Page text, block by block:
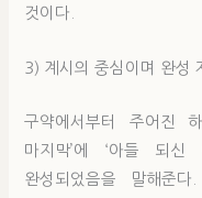
것이다.
3) 계시의 중심이며 완성
구약에서부터 주어진
마지막’에 ‘아들 되신
완성되었음을 말해준